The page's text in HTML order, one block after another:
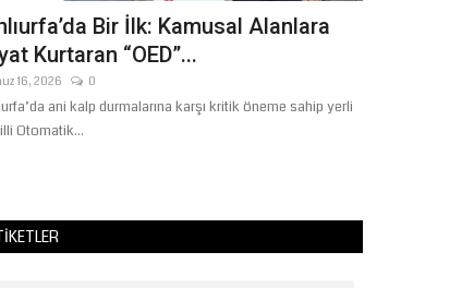
Bir İlk: Kamusal Alanlara
Kurtaran “OED”...
16, 2026 0
ani kalp durmalarına karşı kritik öneme sahip yerli
Otomatik...